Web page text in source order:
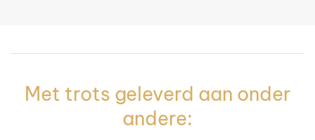
Met trots geleverd aan onder
andere: